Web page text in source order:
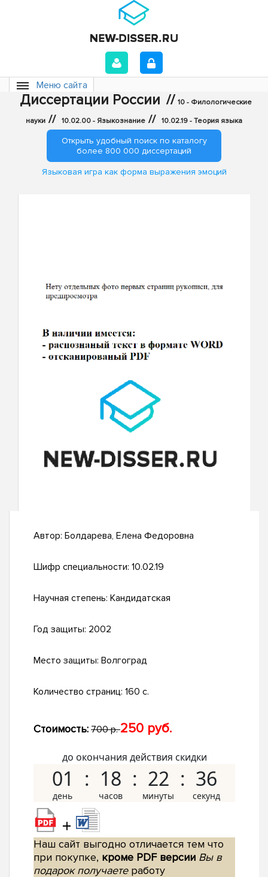
Меню сайта
Диссертации России // 10 - Филологические
науки // 10.02.00 - Языкознание // 10.02.19 - Теория языка
Открыть удобный поиск по каталогу
более 800 000 диссертаций
Языковая игра как форма выражения эмоций
Автор: Болдарева, Елена Федоровна
Шифр специальности: 10.02.19
Научная степень: Кандидатская
Год защиты: 2002
Место защиты: Волгоград
Количество страниц: 160 с.
Стоимость: 700 р.250 руб.
до окончания действия скидки
01 18 22 35
+
Наш сайт выгодно отличается тем что
при покупке, кроме PDF версии Вы в
подарок получаетеработу